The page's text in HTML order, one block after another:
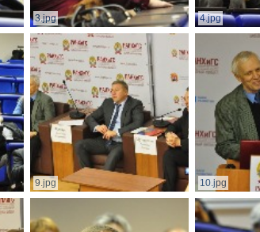
3.jpg 4.jpg
9.jpg 10.jpg